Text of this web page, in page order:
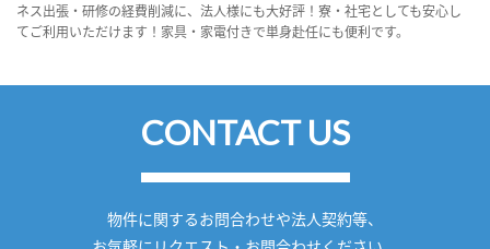
ネス出張・研修の経費削減に、法人様にも大好評！寮・社宅としても安心し
てご利用いただけます！家具・家電付きで単身赴任にも便利です。
CONTACT US
物件に関するお問合わせや法人契約等、